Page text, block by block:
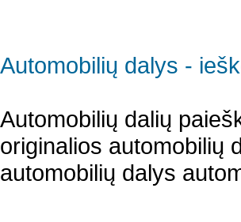
Automobilių dalys -
Automobilių dalių
originalios automobilių
automobilių dalys